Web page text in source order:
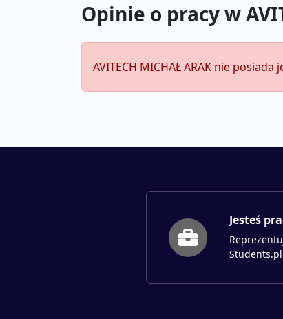
Opinie o pracy w
AVITECH MICHAŁ ARAK nie
Jesteś